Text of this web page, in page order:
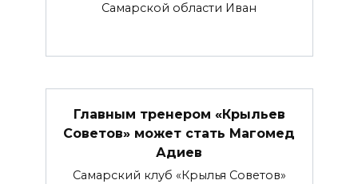
Самарской области Иван
Главным тренером «Крыльев
Советов» может стать Магомед
Адиев
Самарский клуб «Крылья Советов»